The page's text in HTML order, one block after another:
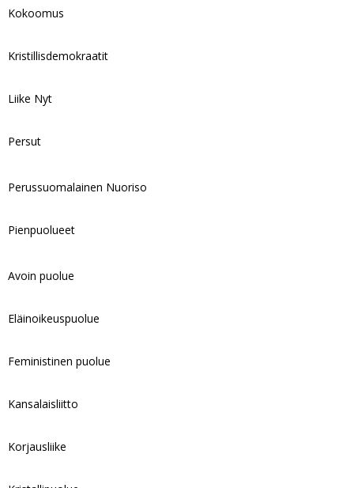
Kokoomus
Kristillisdemokraatit
Liike Nyt
Persut
Perussuomalainen Nuoriso
Pienpuolueet
Avoin puolue
Eläinoikeuspuolue
Feministinen puolue
Kansalaisliitto
Korjausliike